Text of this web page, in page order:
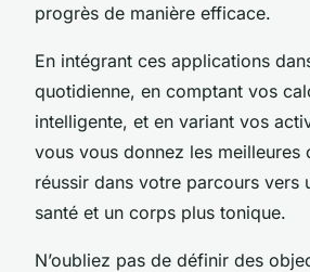
progrès de manière efficace.
En intégrant ces applications
quotidienne, en comptant vos
intelligente, et en variant vos
vous vous donnez les meilleures
réussir dans votre parcours vers
santé et un corps plus tonique.
N’oubliez pas de définir des